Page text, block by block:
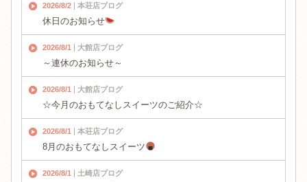
2026/8/2 本荘店ブログ
休日のお知らせ
2026/8/1 大館店ブログ
～連休のお知らせ～
2026/8/1 大館店ブログ
☆今月のおもてなしスイーツのご紹介☆
2026/8/1 本荘店ブログ
8月のおもてなしスイーツ
2026/8/1 土崎店ブログ